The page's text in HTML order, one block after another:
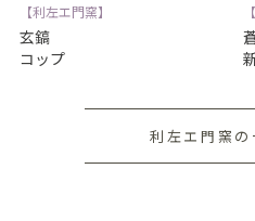
【利左エ門窯】
玄鎬
コップ
利左エ門窯の